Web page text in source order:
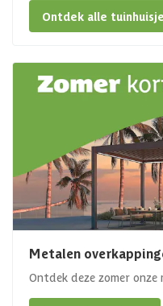
Ontdek alle
Metalen
Ontdek deze zomer onze